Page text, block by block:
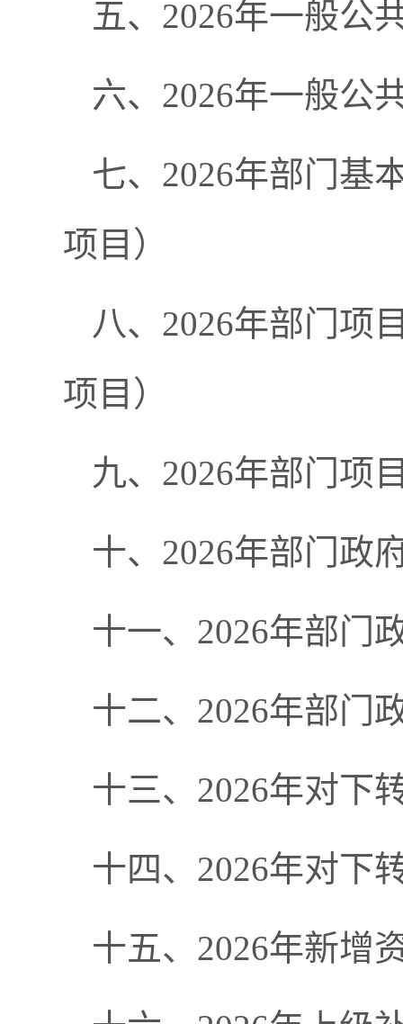
五、 2026年一般公
六、 2026年一般公
七、 2026年部门基
项目）
八、 2026年部门项
项目）
九、 2026年部门项
十、 2026年部门政
十一、 2026年部门
十二、 2026年部门
十三、 2026年对下
十四、 2026年对下
十五、 2026年新增